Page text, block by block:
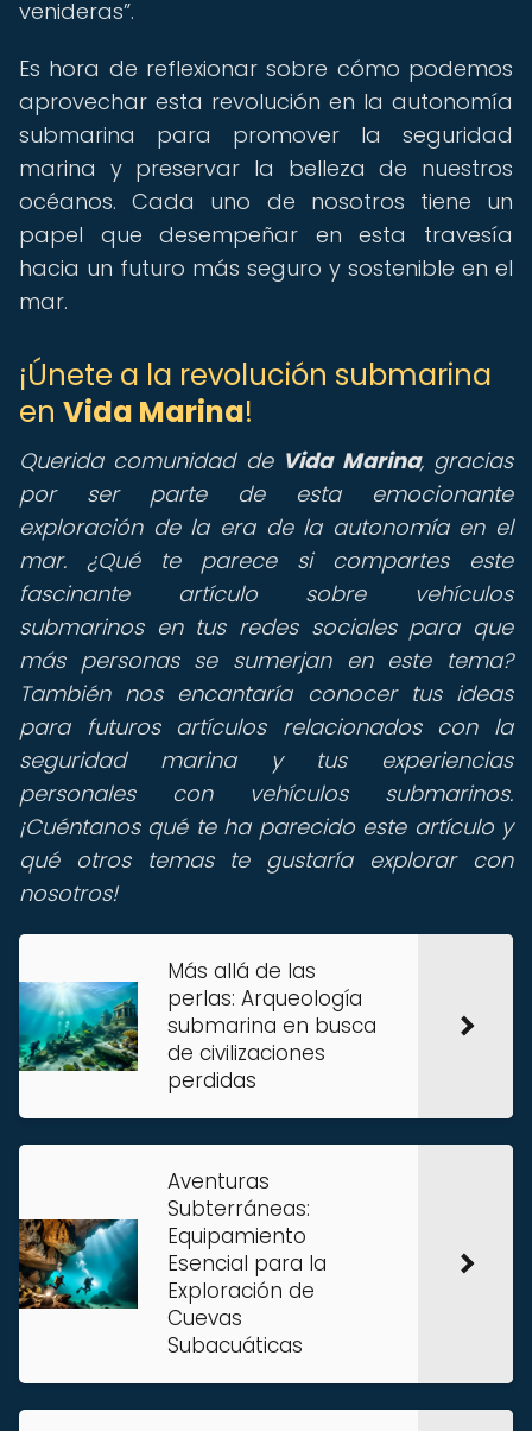
venideras .
Es hora de reflexionar sobre cómo podemos
aprovechar esta revolución en la autonomía
submarina para promover la seguridad
marina y preservar la belleza de nuestros
océanos. Cada uno de nosotros tiene un
papel que desempeñar en esta travesía
hacia un futuro más seguro y sostenible en el
mar.
¡Únete a la revolución submarina
en Vida Marina!
Querida comunidad de Vida Marina, gracias
por ser parte de esta emocionante
exploración de la era de la autonomía en el
mar. ¿Qué te parece si compartes este
fascinante artículo sobre vehículos
submarinos en tus redes sociales para que
más personas se sumerjan en este tema?
También nos encantaría conocer tus ideas
para futuros artículos relacionados con la
seguridad marina y tus experiencias
personales con vehículos submarinos.
¡Cuéntanos qué te ha parecido este artículo y
qué otros temas te gustaría explorar con
nosotros!
Más allá de las
perlas: Arqueología
submarina en busca
de civilizaciones
perdidas
Aventuras
Subterráneas:
Equipamiento
Esencial para la
Exploración de
Cuevas
Subacuáticas